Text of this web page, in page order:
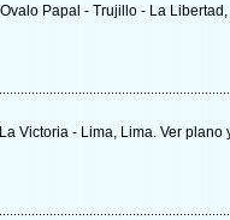
Papal - Trujillo - La
Victoria - Lima, Lima. Ver plano